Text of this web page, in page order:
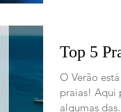
Top 5
O Verão
praias! Aqui
algumas